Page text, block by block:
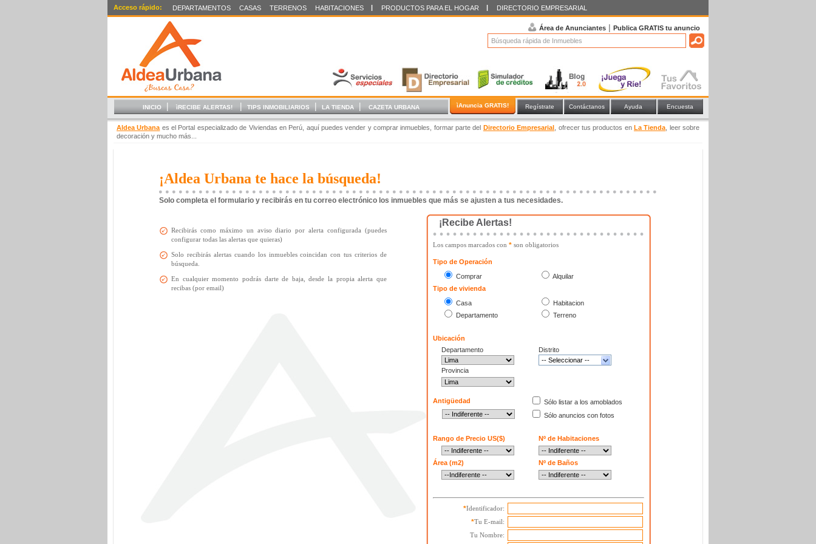
Acceso rápido: DEPARTAMENTOS CASAS TERRENOS HABITACIONES | PRODUCTOS PARA EL HOGAR | DIRECTORIO EMPRESARIAL
Área de Anunciantes | Publica GRATIS tu anuncio
INICIO | ìRECIBE ALERTAS! | TIPS INMOBILIARIOS | LA TIENDA | CAZETA URBANA ìAnuncia GRATIS! Regístrate Contáctanos Ayuda Encuesta
Aldea Urbana es el Portal especializado de Viviendas en Perú, aquí puedes vender y comprar inmuebles, formar parte del Directorio Empresarial , ofrecer tus productos en La Tienda , leer sobre
decoración y mucho más...
¡Aldea Urbana te hace la búsqueda!
Solo completa el formulario y recibirás en tu correo electrónico los inmuebles que más se ajusten a tus necesidades.
Recibirás como máximo un aviso diario por alerta configurada (puedes
configurar todas las alertas que quieras)
Solo recibirás alertas cuando los inmuebles coincidan con tus criterios de
búsqueda.
En cualquier momento podrás darte de baja, desde la propia alerta que
recibas (por email)
¡Recibe Alertas!
Los campos marcados con * son obligatorios
Tipo de Operación
Comprar
Alquilar
Tipo de vivienda
Casa
Habitacion
Departamento
Terreno
Ubicación
Departamento
Distrito
-- Seleccionar --
Provincia
Antigüedad
Sólo listar a los amoblados
Sólo anuncios con fotos
Rango de Precio US($) Nº de Habitaciones
Área (m2) Nº de Baños
*Identificador:
*Tu E-mail:
Tu Nombre: